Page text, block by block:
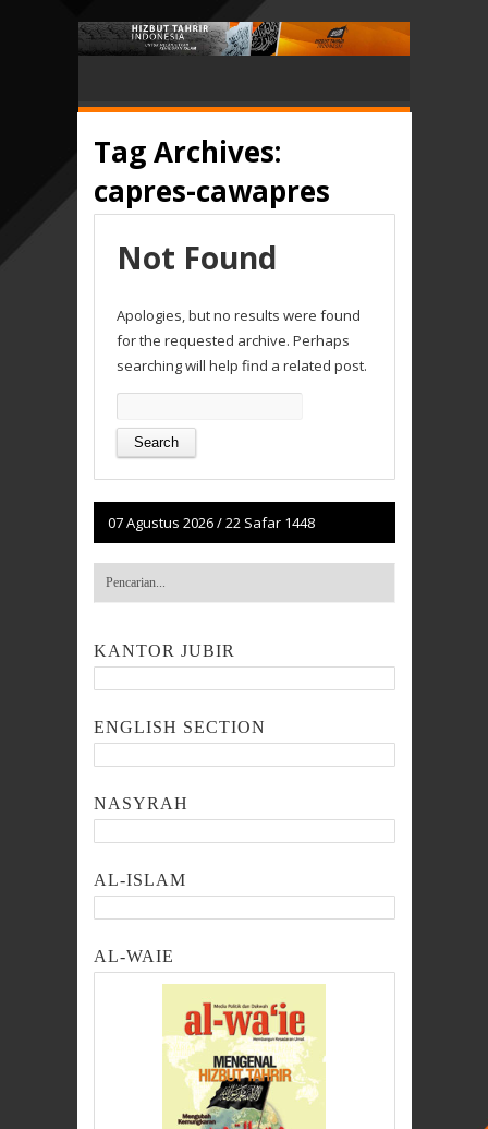
Tag Archives:
capres-cawapres
Not Found
Apologies, but no results were found
for the requested archive. Perhaps
searching will help find a related post.
for:
07 Agustus 2026/22 Safar 1448
KANTOR JUBIR
ENGLISH SECTION
NASYRAH
AL-ISLAM
AL-WAIE